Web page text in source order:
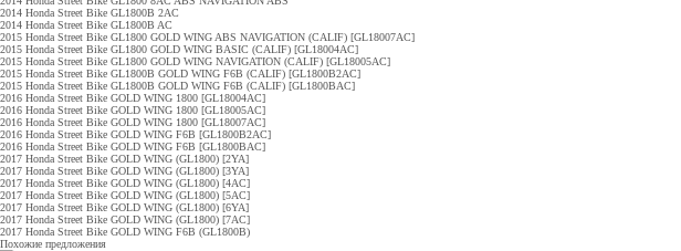
2014 Honda Street Bike GL1800B 2AC
2014 Honda Street Bike GL1800B AC
2015 Honda Street Bike GL1800 GOLD WING ABS NAVIGATION (CALIF) [GL18007AC]
2015 Honda Street Bike GL1800 GOLD WING BASIC (CALIF) [GL18004AC]
2015 Honda Street Bike GL1800 GOLD WING NAVIGATION (CALIF) [GL18005AC]
2015 Honda Street Bike GL1800B GOLD WING F6B (CALIF) [GL1800B2AC]
2015 Honda Street Bike GL1800B GOLD WING F6B (CALIF) [GL1800BAC]
2016 Honda Street Bike GOLD WING 1800 [GL18004AC]
2016 Honda Street Bike GOLD WING 1800 [GL18005AC]
2016 Honda Street Bike GOLD WING 1800 [GL18007AC]
2016 Honda Street Bike GOLD WING F6B [GL1800B2AC]
2016 Honda Street Bike GOLD WING F6B [GL1800BAC]
2017 Honda Street Bike GOLD WING (GL1800) [2YA]
2017 Honda Street Bike GOLD WING (GL1800) [3YA]
2017 Honda Street Bike GOLD WING (GL1800) [4AC]
2017 Honda Street Bike GOLD WING (GL1800) [5AC]
2017 Honda Street Bike GOLD WING (GL1800) [6YA]
2017 Honda Street Bike GOLD WING (GL1800) [7AC]
2017 Honda Street Bike GOLD WING F6B (GL1800B)
Похожие предложения